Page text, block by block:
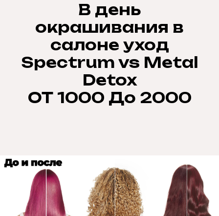
В день
окрашивания в
салоне уход
Spectrum vs Metal
Detox
ОТ 1000 До 2000